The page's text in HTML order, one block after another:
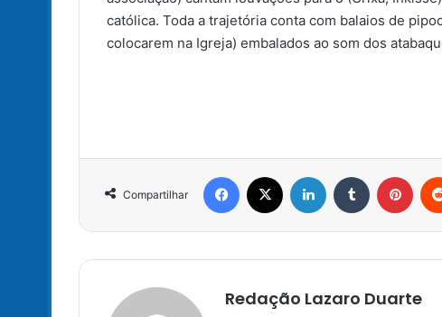
católica. Toda a trajetória conta com balaios de
colocarem na Igreja) embalados ao som dos
Compartilhar
Facebook Linkedin Tumblr
Redação Lazaro Duarte